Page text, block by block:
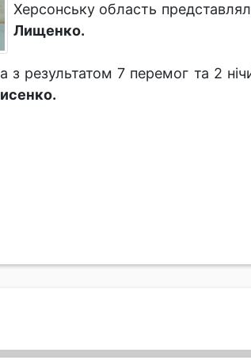
Херсонську область
Лищенко.
з результатом 7 перемог та 2